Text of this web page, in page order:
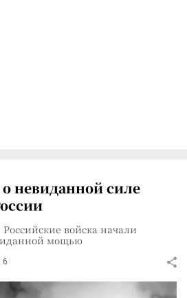
невиданной силе
войска начали
мощью
6